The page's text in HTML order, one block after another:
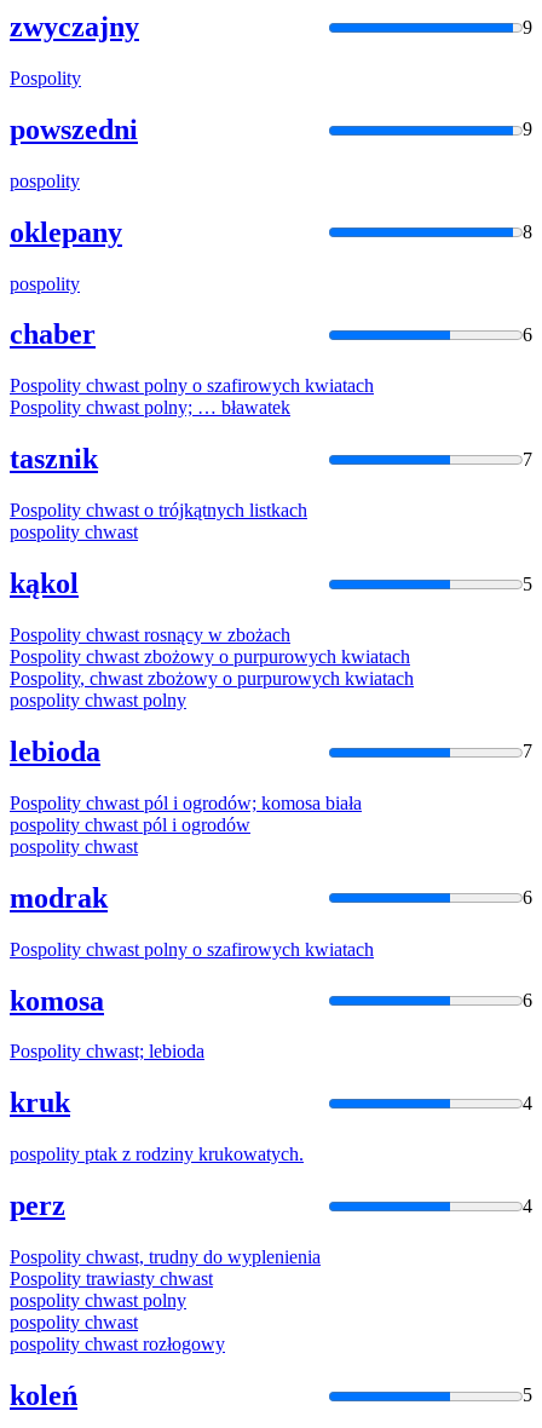
zwyczajny 9
Pospolity
powszedni 9
pospolity
oklepany 8
pospolity
chaber 6
Pospolity chwast polny o szafirowych kwiatach
Pospolity chwast polny; … bławatek
tasznik 7
Pospolity chwast o trójkątnych listkach
pospolity chwast
kąkol 5
Pospolity chwast rosnący w zbożach
Pospolity chwast zbożowy o purpurowych kwiatach
Pospolity, chwast zbożowy o purpurowych kwiatach
pospolity chwast polny
lebioda 7
Pospolity chwast pól i ogrodów; komosa biała
pospolity chwast pól i ogrodów
pospolity chwast
modrak 6
Pospolity chwast polny o szafirowych kwiatach
komosa 6
Pospolity chwast; lebioda
kruk 4
pospolity ptak z rodziny krukowatych.
perz 4
Pospolity chwast, trudny do wyplenienia
Pospolity trawiasty chwast
pospolity chwast polny
pospolity chwast
pospolity chwast rozłogowy
koleń 5